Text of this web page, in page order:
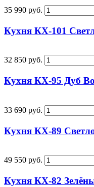
35 990 руб.
Кухня КХ-101
32 850 руб.
Кухня КХ-95 Дуб
33 690 руб.
Кухня КХ-89
49 550 руб.
Кухня КХ-82